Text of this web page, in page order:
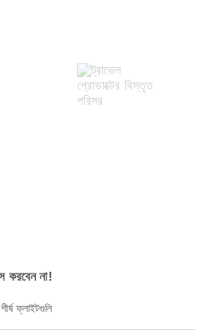
করবেন না!
ফ্লাইটগুলি